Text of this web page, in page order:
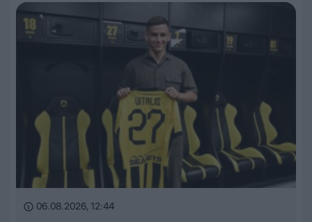
06.08.2026, 12:44